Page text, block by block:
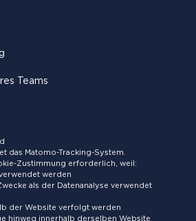
Teams
das Matomo-Tracking-System.
Zustimmung erforderlich, weil:
werden
als der Datenanalyse verwendet
der Website verfolgt werden
hinweg innerhalb derselben Website